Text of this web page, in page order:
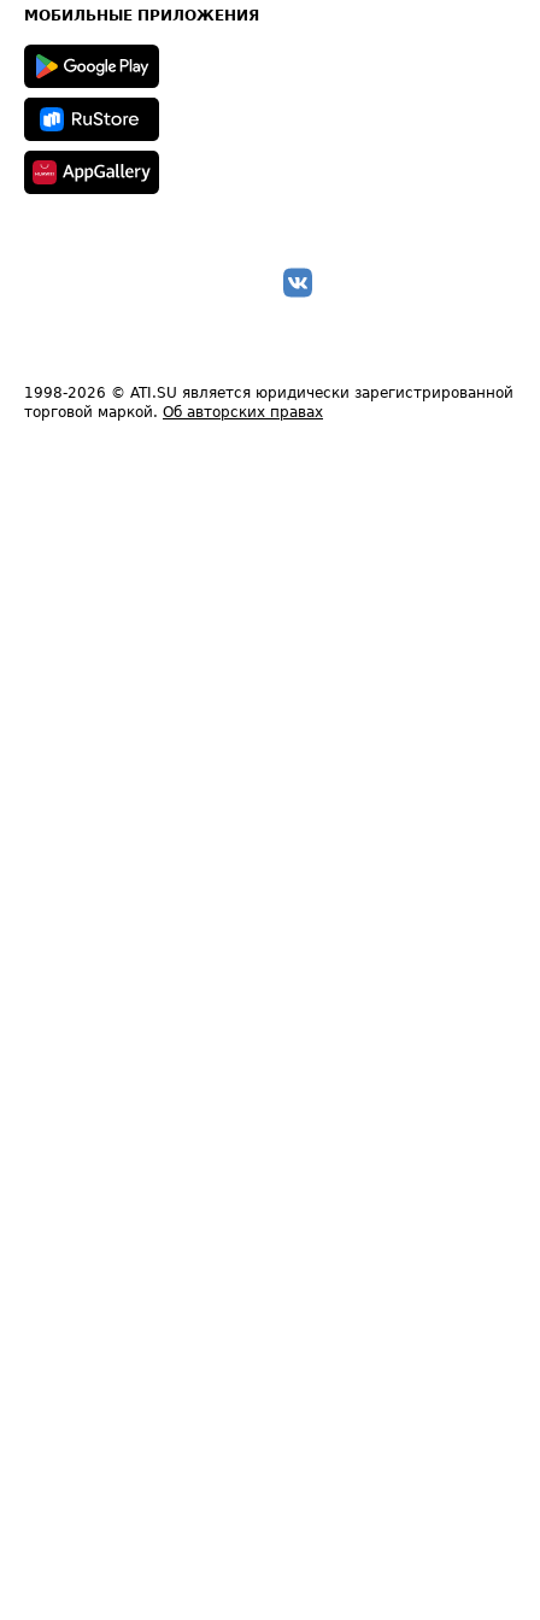
Техническая информация
МОБИЛЬНЫЕ ПРИЛОЖЕНИЯ
1998-2026 © ATI.SU является юридически зарегистрированной
торговой маркой. Об авторских правах